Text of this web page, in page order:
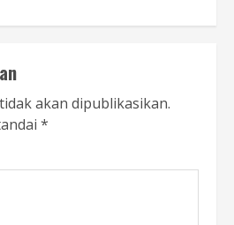
akan dipublikasikan.
*